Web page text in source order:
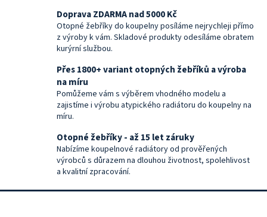
Doprava ZDARMA nad 5000 Kč
Otopné žebříky do koupelny posíláme nejrychleji přímo
z výroby k vám. Skladové produkty odesíláme obratem
kurýrní službou.
Přes 1800+ variant otopných žebříků a výroba
na míru
Pomůžeme vám s výběrem vhodného modelu a
zajistíme i výrobu atypického radiátoru do koupelny na
míru.
Otopné žebříky - až 15 let záruky
Nabízíme koupelnové radiátory od prověřených
výrobců s důrazem na dlouhou životnost, spolehlivost
a kvalitní zpracování.
Z